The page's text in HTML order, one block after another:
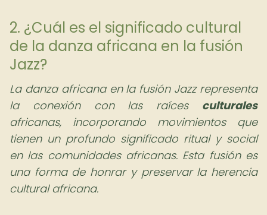
2. ¿Cuál es el significado cultural
de la danza africana en la fusión
Jazz?
La danza africana en la fusión Jazz representa
la conexión con las raíces culturales
africanas, incorporando movimientos que
tienen un profundo significado ritual y social
en las comunidades africanas. Esta fusión es
una forma de honrar y preservar la herencia
cultural africana.